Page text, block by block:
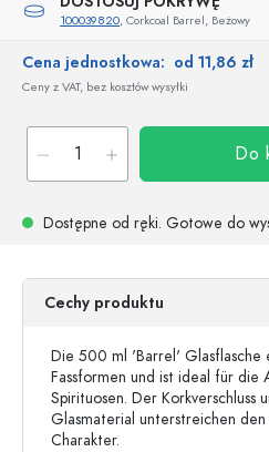
100039820, Corkcoal Barrel, Beżowy
Cena jednostkowa: od 11,86 zł
Ceny z VAT, bez kosztów wysyłki
Do
Dostępne od ręki. Gotowe do
Cechy produktu
Die 500 ml 'Barrel' Glasflasche
Fassformen und ist ideal für die
Spirituosen. Der Korkverschluss
Glasmaterial unterstreichen
Charakter.